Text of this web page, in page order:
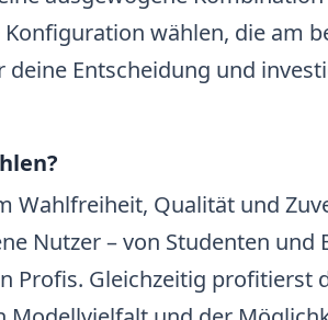
wählen, die am
Entscheidung und
Wahlfreiheit, Qualität und
Nutzer – von Studenten und
Profis. Gleichzeitig profitierst